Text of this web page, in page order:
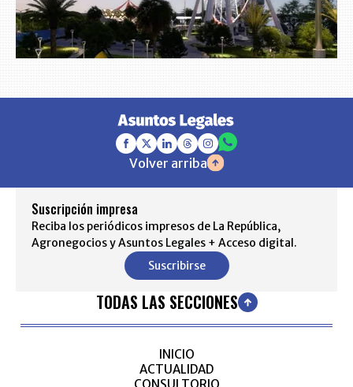
Volver arriba
Suscripción impresa
Reciba los periódicos impresos de La República,
Agronegocios y Asuntos Legales + Acceso digital.
Suscribirse
TODAS LAS SECCIONES
INICIO
ACTUALIDAD